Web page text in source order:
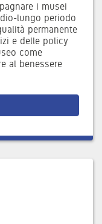
i musei
lungo periodo
permanente
e delle policy
come
al benessere